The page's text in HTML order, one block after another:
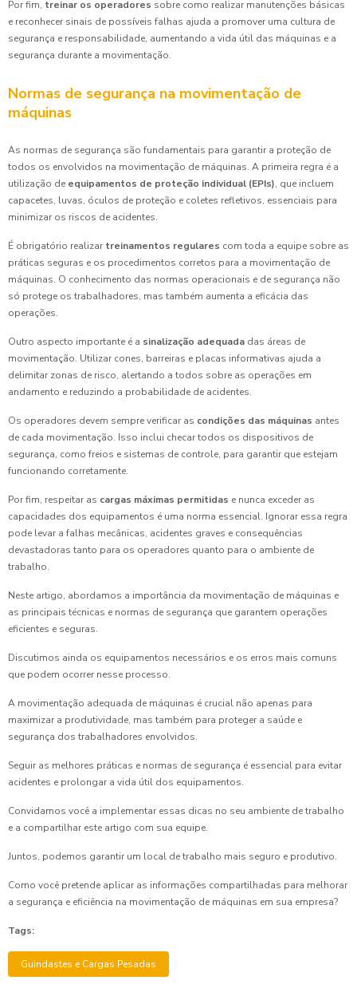
Por fim, treinar os operadores sobre como realizar manutenções básicas
e reconhecer sinais de possíveis falhas ajuda a promover uma cultura de
segurança e responsabilidade, aumentando a vida útil das máquinas e a
segurança durante a movimentação.
Normas de segurança na movimentação de
máquinas
As normas de segurança são fundamentais para garantir a proteção de
todos os envolvidos na movimentação de máquinas. A primeira regra é a
utilização de equipamentos de proteção individual (EPIs), que incluem
capacetes, luvas, óculos de proteção e coletes refletivos, essenciais para
minimizar os riscos de acidentes.
É obrigatório realizar treinamentos regulares com toda a equipe sobre as
práticas seguras e os procedimentos corretos para a movimentação de
máquinas. O conhecimento das normas operacionais e de segurança não
só protege os trabalhadores, mas também aumenta a eficácia das
operações.
Outro aspecto importante é a sinalização adequada das áreas de
movimentação. Utilizar cones, barreiras e placas informativas ajuda a
delimitar zonas de risco, alertando a todos sobre as operações em
andamento e reduzindo a probabilidade de acidentes.
Os operadores devem sempre verificar as condições das máquinas antes
de cada movimentação. Isso inclui checar todos os dispositivos de
segurança, como freios e sistemas de controle, para garantir que estejam
funcionando corretamente.
Por fim, respeitar as cargas máximas permitidas e nunca exceder as
capacidades dos equipamentos é uma norma essencial. Ignorar essa regra
pode levar a falhas mecânicas, acidentes graves e consequências
devastadoras tanto para os operadores quanto para o ambiente de
trabalho.
Neste artigo, abordamos a importância da movimentação de máquinas e
as principais técnicas e normas de segurança que garantem operações
eficientes e seguras.
Discutimos ainda os equipamentos necessários e os erros mais comuns
que podem ocorrer nesse processo.
A movimentação adequada de máquinas é crucial não apenas para
maximizar a produtividade, mas também para proteger a saúde e
segurança dos trabalhadores envolvidos.
Seguir as melhores práticas e normas de segurança é essencial para evitar
acidentes e prolongar a vida útil dos equipamentos.
Convidamos você a implementar essas dicas no seu ambiente de trabalho
e a compartilhar este artigo com sua equipe.
Juntos, podemos garantir um local de trabalho mais seguro e produtivo.
Como você pretende aplicar as informações compartilhadas para melhorar
a segurança e eficiência na movimentação de máquinas em sua empresa?
Tags:
Guindastes e Cargas Pesadas